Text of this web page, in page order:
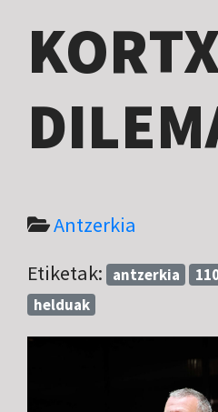
Antzerkia
Etiketak: antzerkia
helduak